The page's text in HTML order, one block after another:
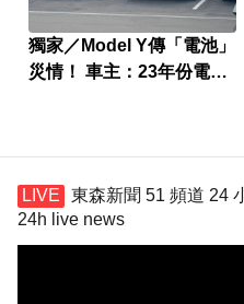
獨家／Model Y傳「電池」
災情！ 車主：23年份電池
東森新聞 51 頻道 24
24h live news